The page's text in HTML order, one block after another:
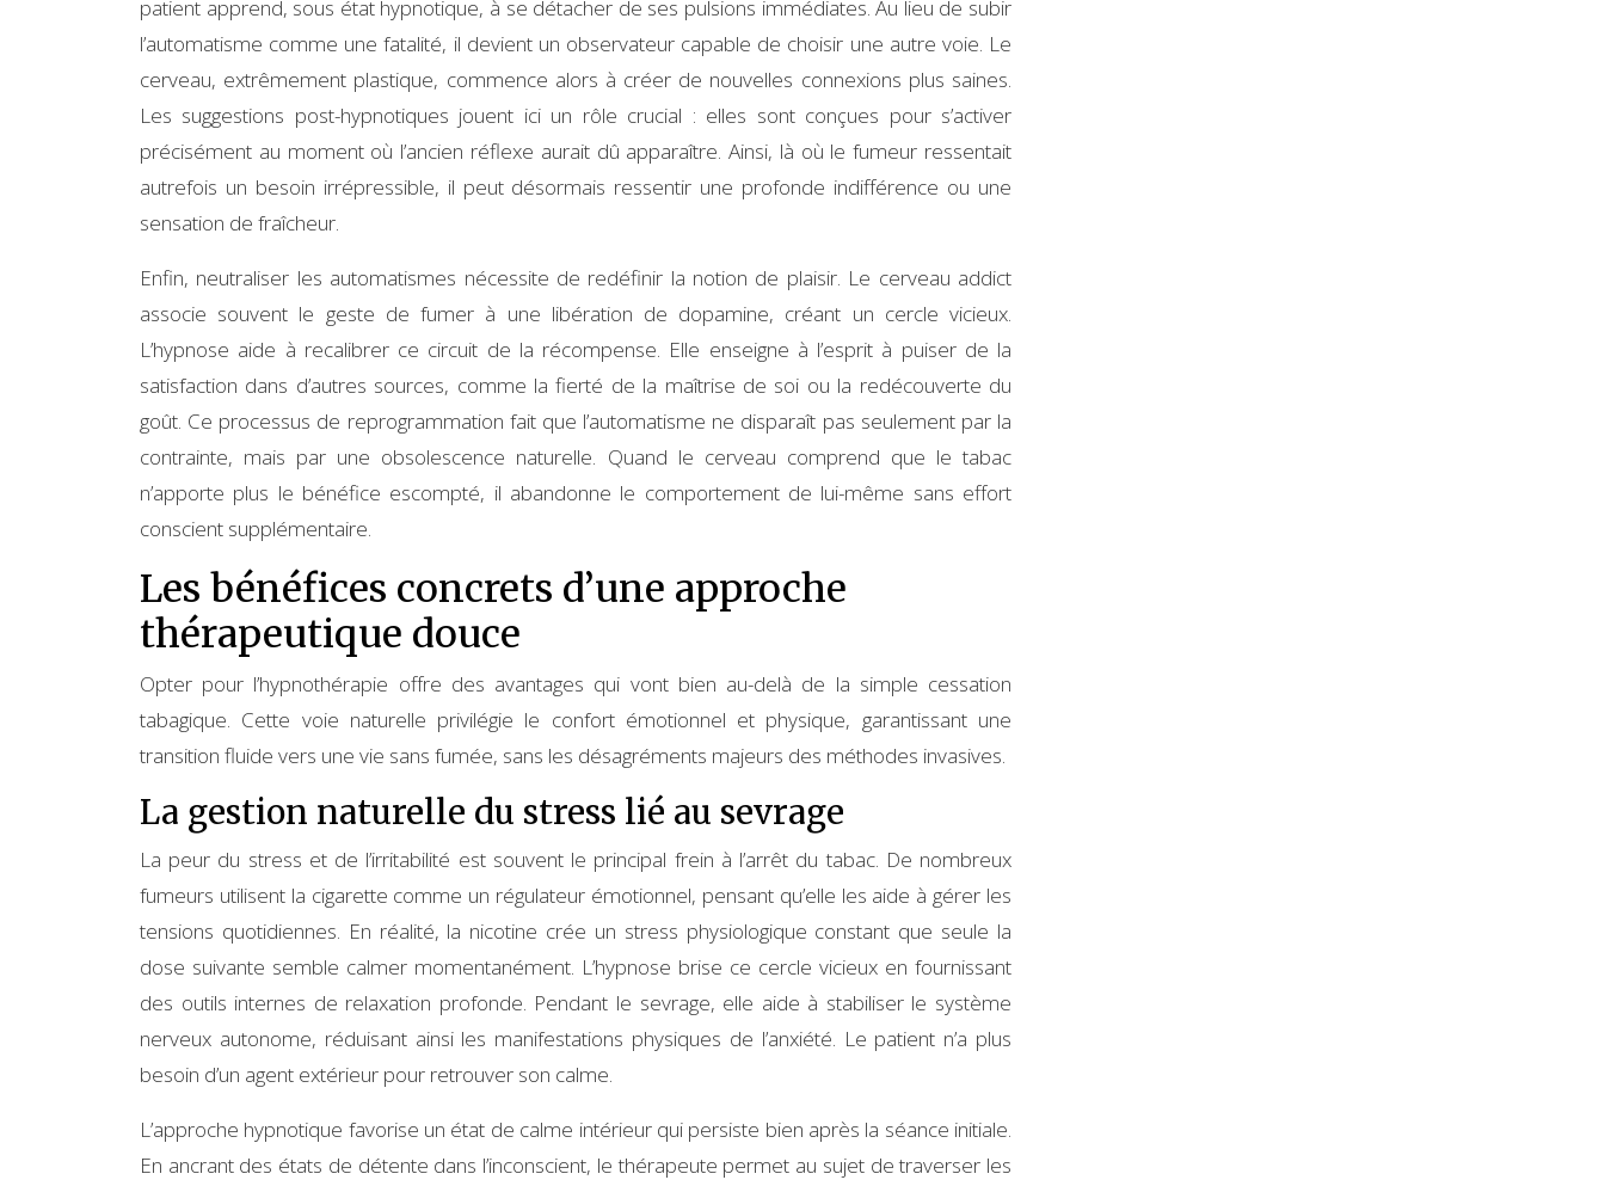
patient apprend, sous état hypnotique, à se détacher de ses pulsions immédiates. Au lieu de subir
l’automatisme comme une fatalité, il devient un observateur capable de choisir une autre voie. Le
cerveau, extrêmement plastique, commence alors à créer de nouvelles connexions plus saines.
Les suggestions post-hypnotiques jouent ici un rôle crucial : elles sont conçues pour s’activer
précisément au moment où l’ancien réflexe aurait dû apparaître. Ainsi, là où le fumeur ressentait
autrefois un besoin irrépressible, il peut désormais ressentir une profonde indifférence ou une
sensation de fraîcheur.
Enfin, neutraliser les automatismes nécessite de redéfinir la notion de plaisir. Le cerveau addict
associe souvent le geste de fumer à une libération de dopamine, créant un cercle vicieux.
L’hypnose aide à recalibrer ce circuit de la récompense. Elle enseigne à l’esprit à puiser de la
satisfaction dans d’autres sources, comme la fierté de la maîtrise de soi ou la redécouverte du
goût. Ce processus de reprogrammation fait que l’automatisme ne disparaît pas seulement par la
contrainte, mais par une obsolescence naturelle. Quand le cerveau comprend que le tabac
n’apporte plus le bénéfice escompté, il abandonne le comportement de lui-même sans effort
conscient supplémentaire.
Les bénéfices concrets d’une approche
thérapeutique douce
Opter pour l’hypnothérapie offre des avantages qui vont bien au-delà de la simple cessation
tabagique. Cette voie naturelle privilégie le confort émotionnel et physique, garantissant une
transition fluide vers une vie sans fumée, sans les désagréments majeurs des méthodes invasives.
La gestion naturelle du stress lié au sevrage
La peur du stress et de l’irritabilité est souvent le principal frein à l’arrêt du tabac. De nombreux
fumeurs utilisent la cigarette comme un régulateur émotionnel, pensant qu’elle les aide à gérer les
tensions quotidiennes. En réalité, la nicotine crée un stress physiologique constant que seule la
dose suivante semble calmer momentanément. L’hypnose brise ce cercle vicieux en fournissant
des outils internes de relaxation profonde. Pendant le sevrage, elle aide à stabiliser le système
nerveux autonome, réduisant ainsi les manifestations physiques de l’anxiété. Le patient n’a plus
besoin d’un agent extérieur pour retrouver son calme.
L’approche hypnotique favorise un état de calme intérieur qui persiste bien après la séance initiale.
En ancrant des états de détente dans l’inconscient, le thérapeute permet au sujet de traverser les